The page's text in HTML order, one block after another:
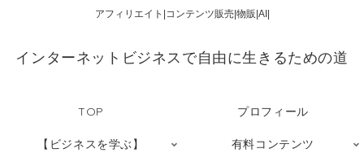
アフィリエイト|コンテンツ販売|物販|AI|
インターネットビジネスで自由に生きるための道
TOP プロフィール
【ビジネスを学ぶ】 有料コンテンツ